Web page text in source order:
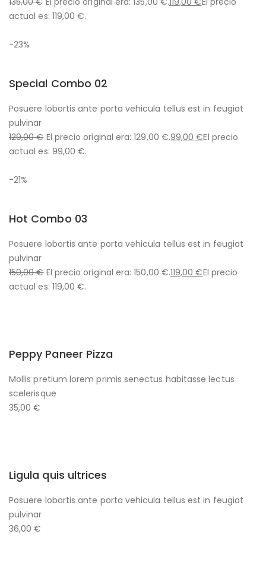
actual es: 119,00 €.
-23%
Special Combo 02
Posuere lobortis ante porta vehicula tellus est in feugiat
pulvinar
129,00 €El precio original era: 129,00 €.99,00 €El precio
actual es: 99,00 €.
-21%
Hot Combo 03
Posuere lobortis ante porta vehicula tellus est in feugiat
pulvinar
150,00 €El precio original era: 150,00 €.119,00 €El precio
actual es: 119,00 €.
Peppy Paneer Pizza
Mollis pretium lorem primis senectus habitasse lectus
scelerisque
35,00 €
Ligula quis ultrices
Posuere lobortis ante porta vehicula tellus est in feugiat
pulvinar
36,00 €